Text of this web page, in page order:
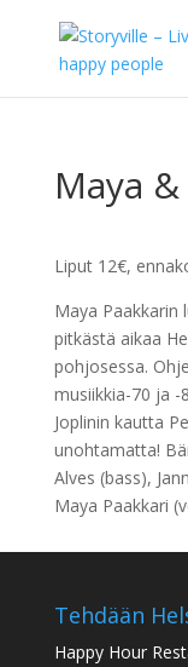
Maya
Liput 12€,
Maya Paakkarin
pitkästä aikaa
pohjosessa.
musiikkia-70 ja -
Joplinin kautta
unohtamatta!
Alves (bass),
Maya Paakkari
Tehdään
Happy Hour